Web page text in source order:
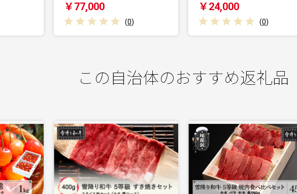
￥24,000
(0)
￥21,000
(0)
この自治体のおすすめ返礼品